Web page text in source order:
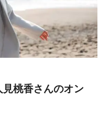
桃香さんのオン